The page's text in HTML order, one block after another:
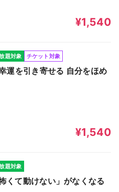
¥1,540
題対象 チケット対象
運を引き寄せる 自分をほめ
¥1,540
題対象
くて動けない」がなくなる